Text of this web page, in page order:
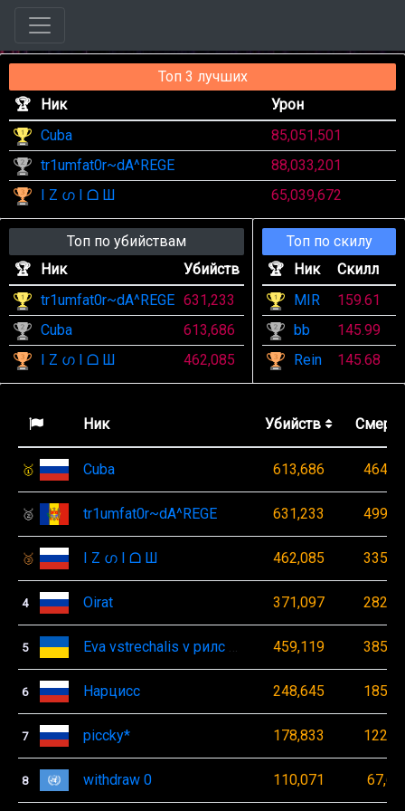
Топ 3 лучших
🏆
Ник
Урон
Cuba
85,051,501
tr1umfat0r~dA^REGE
88,033,201
I Z ഗ I ᗝ Ш
65,039,672
Топ по убийствам
🏆
Ник
Убийств
tr1umfat0r~dA^REGE 631,233
Cuba
613,686
I Z ഗ I ᗝ Ш
462,085
Топ по скилу
🏆
Ник
Скилл
MIR
159.61
bb
145.99
Rein
145.68
Ник Убийств
🥇 Cuba 613,686
🥈 tr1umfat0r~dA^REGE 631,233
🥉 I Z ഗ I ᗝ Ш 462,085
4 Oirat 371,097
5 Eva vstrechalis v рилс UA 459,119
6 Нарцисс 248,645
7 piccky* 178,833
8 withdraw 0 110,071